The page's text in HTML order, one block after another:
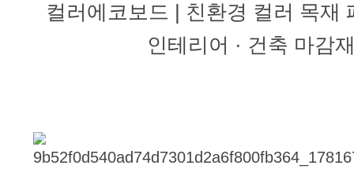
컬러에코보드 | 친환경 컬러 목재
인테리어 · 건축 마감